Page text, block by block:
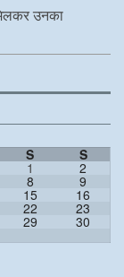
उनका
S S
1 2
8 9
15 16
22 23
29 30